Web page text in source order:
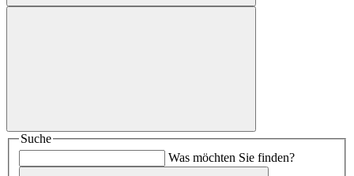
Suche
Was möchten Sie finden?